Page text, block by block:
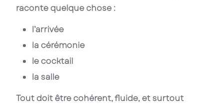
raconte quelque chose :
l’arrivée
la cérémonie
le cocktail
la salle
Tout doit être cohérent, fluide, et surtout